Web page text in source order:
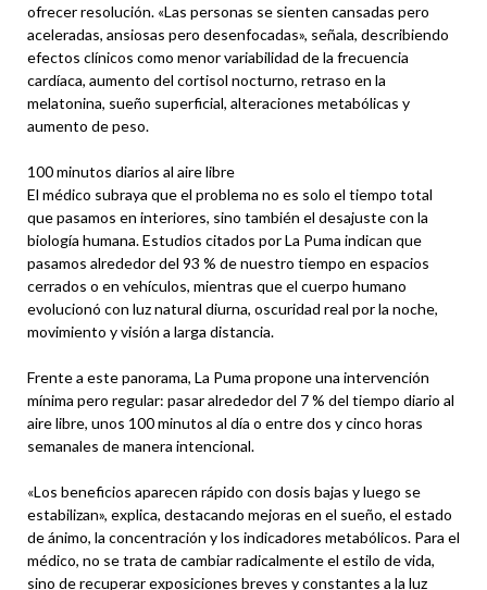
ofrecer resolución. «Las personas se sienten cansadas pero
aceleradas, ansiosas pero desenfocadas», señala, describiendo
efectos clínicos como menor variabilidad de la frecuencia
cardíaca, aumento del cortisol nocturno, retraso en la
melatonina, sueño superficial, alteraciones metabólicas y
aumento de peso.
100 minutos diarios al aire libre
El médico subraya que el problema no es solo el tiempo total
que pasamos en interiores, sino también el desajuste con la
biología humana. Estudios citados por La Puma indican que
pasamos alrededor del 93 % de nuestro tiempo en espacios
cerrados o en vehículos, mientras que el cuerpo humano
evolucionó con luz natural diurna, oscuridad real por la noche,
movimiento y visión a larga distancia.
Frente a este panorama, La Puma propone una intervención
mínima pero regular: pasar alrededor del 7 % del tiempo diario al
aire libre, unos 100 minutos al día o entre dos y cinco horas
semanales de manera intencional.
«Los beneficios aparecen rápido con dosis bajas y luego se
estabilizan», explica, destacando mejoras en el sueño, el estado
de ánimo, la concentración y los indicadores metabólicos. Para el
médico, no se trata de cambiar radicalmente el estilo de vida,
sino de recuperar exposiciones breves y constantes a la luz